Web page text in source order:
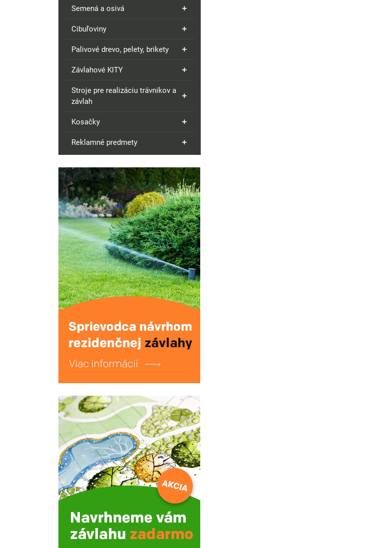
Semená a osivá
Cibuľoviny
Palivové drevo, pelety, brikety
Závlahové KITY
Stroje pre realizáciu trávnikov a
závlah
Kosačky
Reklamné predmety